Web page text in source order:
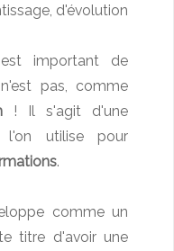
d'évolution
important de
pas, comme
! Il s'agit d'une
l'on utilise pour
.
comme un
titre d'avoir une